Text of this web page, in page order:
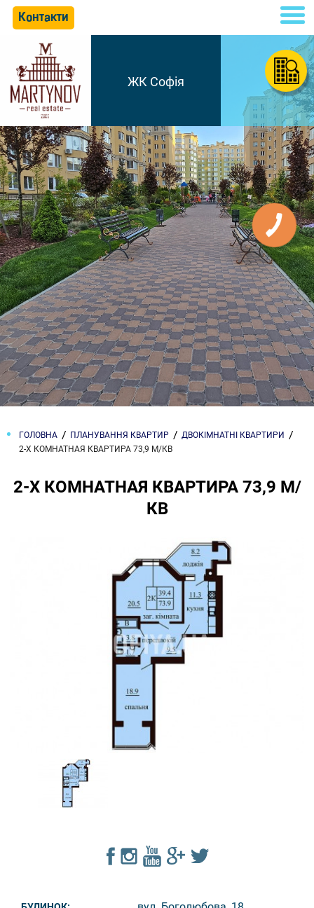
Контакти
ЖК Софія
ГОЛОВНА ПЛАНУВАННЯ КВАРТИР
ДВОКІМНАТНІ КВАРТИРИ
2-Х КОМНАТНАЯ КВАРТИРА 73,9 М/КВ
2-Х КОМНАТНАЯ КВАРТИРА 73,9 М/
КВ